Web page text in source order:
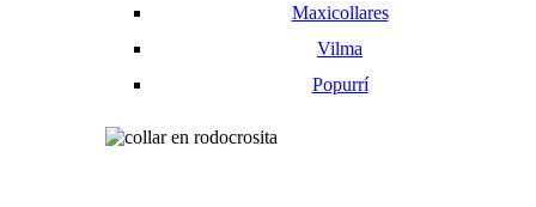
Maxicollares
Vilma
Popurrí